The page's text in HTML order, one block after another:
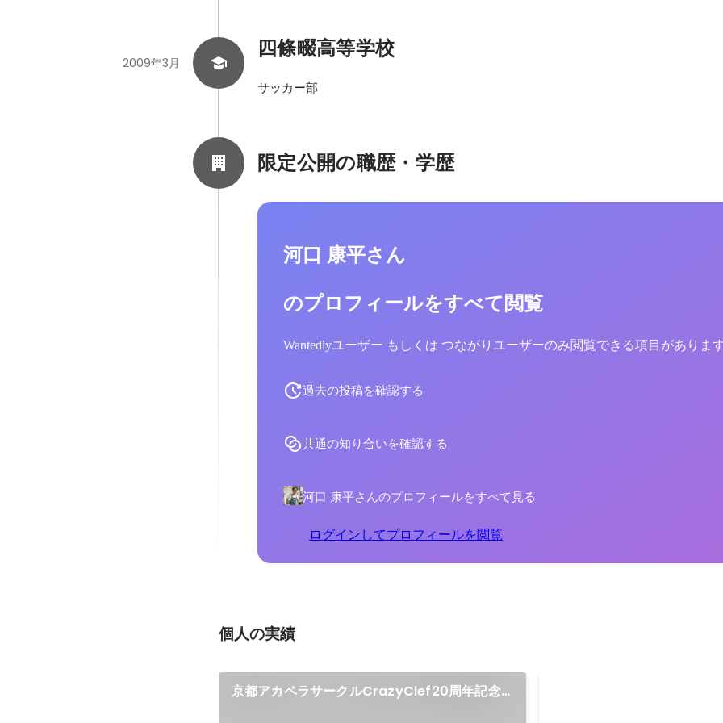
四條畷高等学校
2009年3月
サッカー部
限定公開の職歴・学歴
河口 康平さん
のプロフィールをすべて閲覧
Wantedlyユーザー もしくは つながりユーザーのみ閲覧できる項目がありま
過去の投稿を確認する
共通の知り合いを確認する
河口 康平さんのプロフィールをすべて見る
ログインしてプロフィールを閲覧
個人の実績
京都アカペラサークルCrazyClef20周年記念